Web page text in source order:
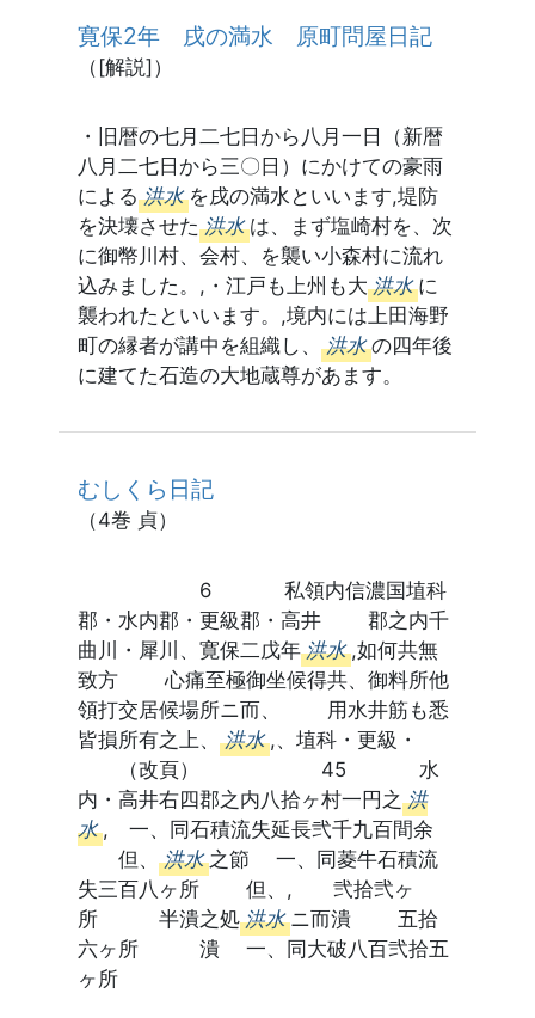
寛保2年 戌の満水 原町問屋日記
（[解説]）
・旧暦の七月二七日から八月一日（新暦
八月二七日から三〇日）にかけての豪雨
による 洪水 を戌の満水といいます,堤防
を決壊させた 洪水 は、まず塩崎村を、次
に御幣川村、会村、を襲い小森村に流れ
込みました。,・江戸も上州も大 洪水 に
襲われたといいます。,境内には上田海野
町の縁者が講中を組織し、 洪水 の四年後
に建てた石造の大地蔵尊があます。
むしくら日記
（4巻 貞）
6 私領内信濃国埴科
郡・水内郡・更級郡・高井 郡之内千
曲川・犀川、寛保二戊年 洪水 ,如何共無
致方 心痛至極御坐候得共、御料所他
領打交居候場所ニ而、 用水井筋も悉
皆損所有之上、 洪水 ,、埴科・更級・
（改頁） 45 水
内・高井右四郡之内八拾ヶ村一円之 洪
水 , 一、同石積流失延長弐千九百間余
但、 洪水 之節 一、同菱牛石積流
失三百八ヶ所 但、, 弐拾弐ヶ
所 半潰之処 洪水 ニ而潰 五拾
六ヶ所 潰 一、同大破八百弐拾五
ヶ所